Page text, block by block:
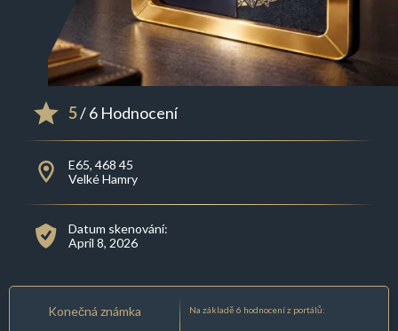
5/ 6 Hodnocení
E65, 468 45
Velké Hamry
Datum skenování:
April 8, 2026
Konečná známka Na základě 6 hodnocení z portálů: